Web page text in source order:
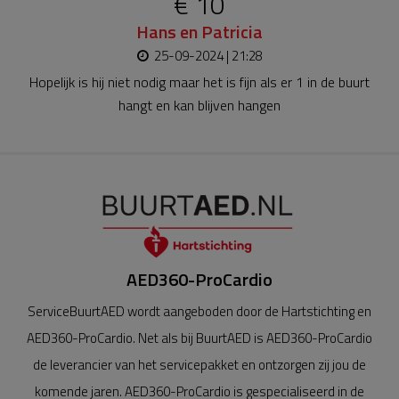
Hans en Patricia
25-09-2024 | 21:28
Hopelijk is hij niet nodig maar het is fijn als er 1 in de buurt
hangt en kan blijven hangen
AED360-ProCardio
ServiceBuurtAED wordt aangeboden door de Hartstichting en
AED360-ProCardio. Net als bij BuurtAED is AED360-ProCardio
de leverancier van het servicepakket en ontzorgen zij jou de
komende jaren. AED360-ProCardio is gespecialiseerd in de